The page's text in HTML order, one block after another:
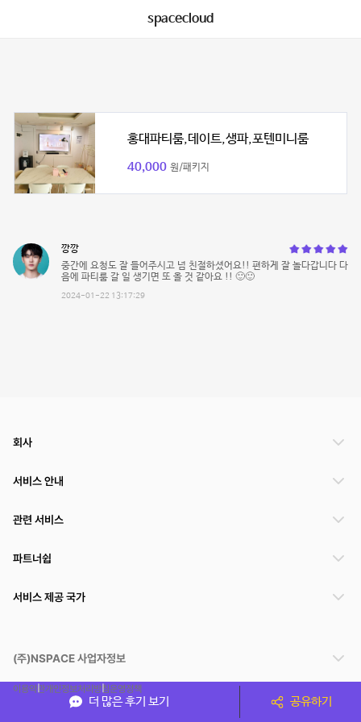
spacecloud
홍대파티룸,데이트,생파,포텐미니룸
40,000 원/패키지
깡깡
중간에 요청도 잘 들어주시고 넘 친절하셨어요!! 편하게 잘 놀다갑니다 다
음에 파티룸 갈 일 생기면 또 올 것 같아요 !! 🙂🙂
2024-01-22 13:17:29
더 많은 후기 보기 공유하기
회사
서비스 안내
관련 서비스
파트너쉽
서비스 제공 국가
(주)NSPACE 사업자정보
이용약관개인정보처리방침운영정책
스페이스클라우드는 통신판매중개자이며 통신판매의 당사자가 아닙니다. 따라서 스페이스클